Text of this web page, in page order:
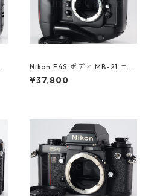
Nikon F4S ボディ MB-21 ニコ
ン（61415）
¥37,800